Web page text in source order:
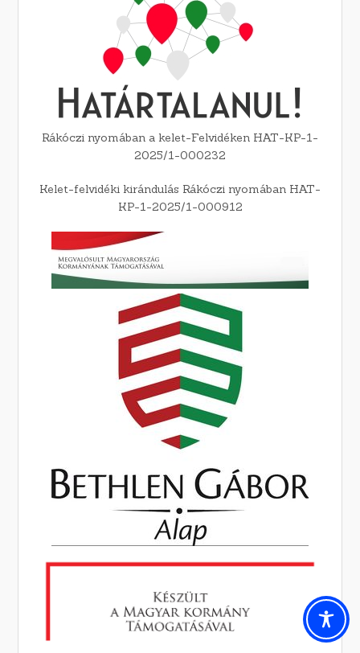
Rákóczi nyomában a kelet-Felvidéken HAT-KP-1-
2025/1-000232
Kelet-felvidéki kirándulás Rákóczi nyomában HAT-
KP-1-2025/1-000912